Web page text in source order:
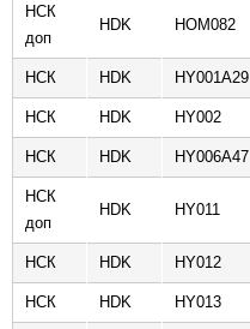
НСК
доп
HDK HOM082
НСК HDK HY001A29
НСК HDK HY002
НСК HDK HY006A47
НСК
доп
HDK HY011
НСК HDK HY012
НСК HDK HY013